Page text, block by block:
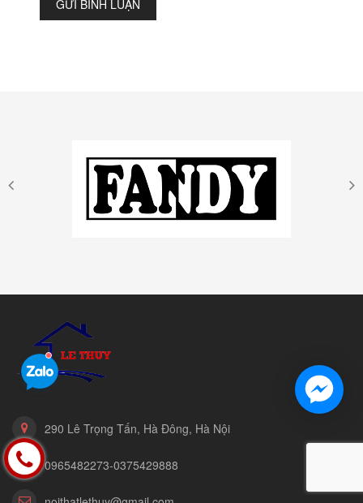
GỬI BÌNH LUẬN
290 Lê Trọng Tấn, Hà Đông, Hà Nội
0965482273-0375429888